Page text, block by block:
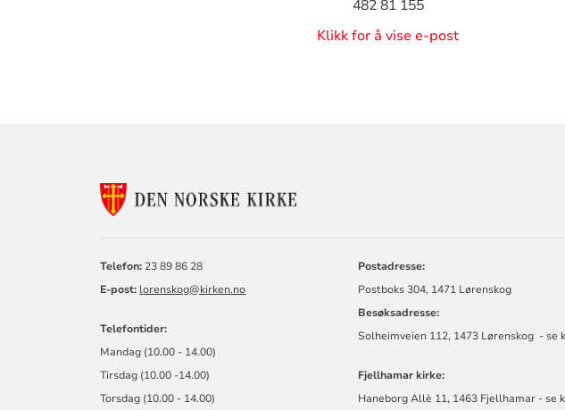
482 81 155
Klikk for å vise e-post
KONTAKTINFORMASJON
FOR
FELLESRÅD
Telefon: 23 89 86 28
E-post: lorenskog@kirken.no
Telefontider:
Mandag (10.00 - 14.00)
Tirsdag (10.00 -14.00)
Torsdag (10.00 - 14.00)
Postadresse:
Postboks 304, 1471 Lørenskog
Besøksadresse:
Solheimveien 112, 1473 Lørenskog - se
Fjellhamar kirke:
Haneborg Allè 11, 1463 Fjellhamar - se